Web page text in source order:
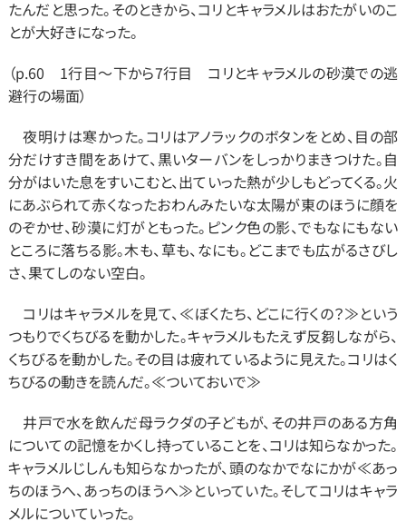
たんだと思った。そのときから、コリとキャラメルはおたがいのこ
とが大好きになった。
（p.60　1行目～下から7行目　コリとキャラメルの砂漠での逃
避行の場面）
夜明けは寒かった。コリはアノラックのボタンをとめ、目の部
分だけすき間をあけて、黒いターバンをしっかりまきつけた。自
分がはいた息をすいこむと、出ていった熱が少しもどってくる。火
にあぶられて赤くなったおわんみたいな太陽が東のほうに顔を
のぞかせ、砂漠に灯がともった。ピンク色の影、でもなにもない
ところに落ちる影。木も、草も、なにも。どこまでも広がるさびし
さ、果てしのない空白。
コリはキャラメルを見て、≪ぼくたち、どこに行くの？≫という
つもりでくちびるを動かした。キャラメルもたえず反芻しながら、
くちびるを動かした。その目は疲れているように見えた。コリはく
ちびるの動きを読んだ。≪ついておいで≫
井戸で水を飲んだ母ラクダの子どもが、その井戸のある方角
についての記憶をかくし持っていることを、コリは知らなかった。
キャラメルじしんも知らなかったが、頭のなかでなにかが≪あっ
ちのほうへ、あっちのほうへ≫といっていた。そしてコリはキャラ
メルについていった。